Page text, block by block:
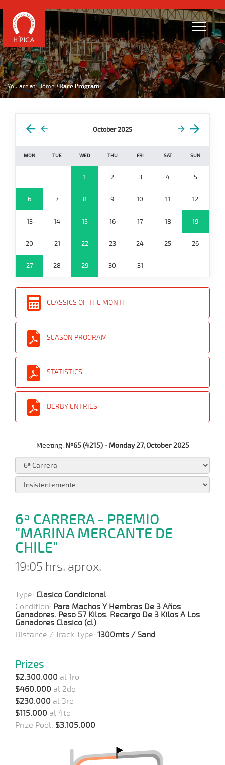
You are at: Home Race Program
October 2025
MON TUE WED THU FRI SAT SUN
1 2 3 4 5
6 7 8 9 10 11 12
13 14 15 16 17 18 19
20 21 22 23 24 25 26
27 28 29 30 31
CLASSICS OF THE MONTH
SEASON PROGRAM
STATISTICS
DERBY ENTRIES
Meeting: Nº65 (4215) - Monday 27, October 2025
6ª CARRERA - PREMIO
"MARINA MERCANTE DE
CHILE"
19:05 hrs. aprox.
Type: Clasico Condicional
Condition: Para Machos Y Hembras De 3 Años
Ganadores. Peso 57 Kilos. Recargo De 3 Kilos A Los
Ganadores Clasico (cl)
Distance / Track Type: 1300mts / Sand
Prizes
$2.300.000 al 1ro
$460.000 al 2do
$230.000 al 3ro
$115.000 al 4to
Prize Pool: $3.105.000